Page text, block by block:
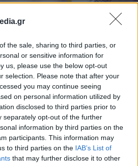
the sale, sharing to third parties, or
or sensitive information for
us, please use the below opt-out
selection. Please note that after your
you may continue seeing
on personal information utilized by
disclosed to third parties prior to
separately opt-out of the further
information by third parties on the
participants. This information may
to third parties on the IAB’s List of
that may further disclose it to other
Η πρώτη του
ελληνική τηλεόραση -
για όλα στον
στο newsletter